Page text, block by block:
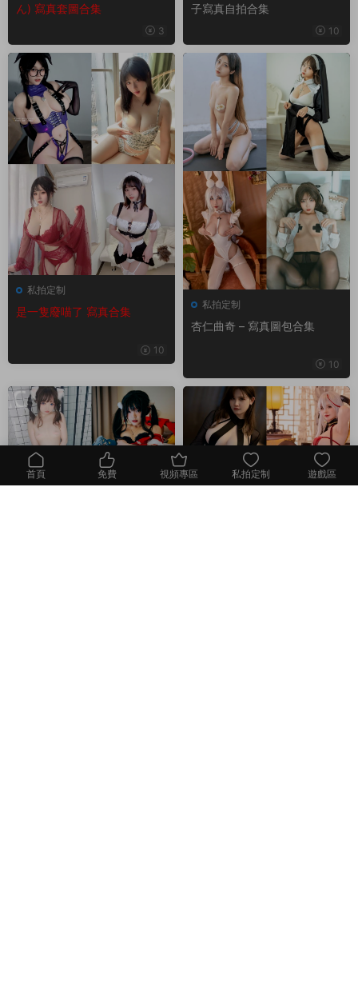
ん) 寫真套圖合集
3
子寫真自拍合集
10
私拍定制
是一隻廢喵了 寫真合集
10
私拍定制
杏仁曲奇 – 寫真圖包合集
10
首頁 免費 視頻專區 私拍定制 遊戲區